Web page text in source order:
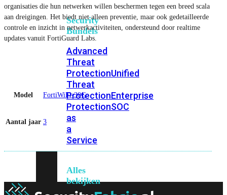
Security
Bundels
Advanced
Threat
ProtectionUnified
Threat
ProtectionEnterprise
ProtectionSOC
as
a
Service
Alles
bekijken
organisaties die hun netwerken willen beschermen tegen een breed scala
aan dreigingen. Het biedt niet alleen preventie, maar ook gedetailleerde
controle en inzicht in netwerkactiviteiten, ondersteund door realtime
updates vanuit FortiGuard Labs.
Model FortiWiFi-30G
Aantal jaar 3